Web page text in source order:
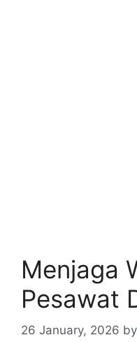
Menjaga
Pesawat
26 January, 2026 by